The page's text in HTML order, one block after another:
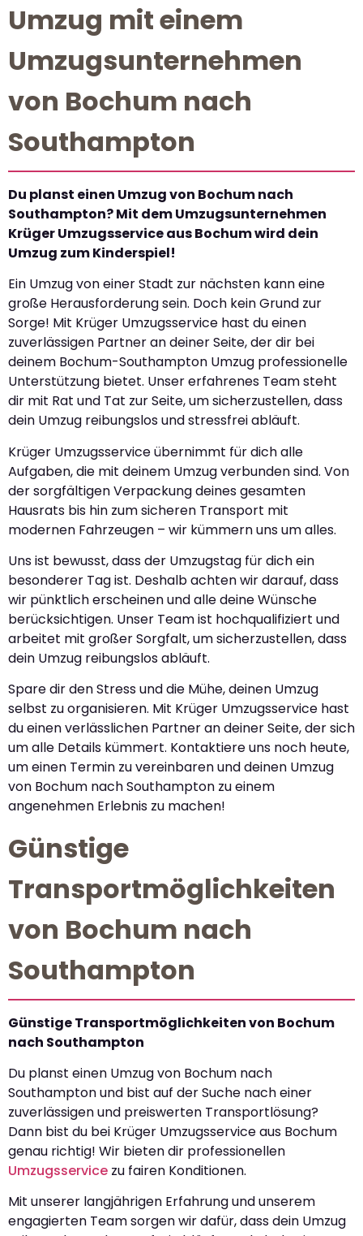
Umzug mit einem
Umzugsunternehmen
von Bochum nach
Southampton
Du planst einen Umzug von Bochum nach
Southampton? Mit dem Umzugsunternehmen
Krüger Umzugsservice aus Bochum wird dein
Umzug zum Kinderspiel!
Ein Umzug von einer Stadt zur nächsten kann eine
große Herausforderung sein. Doch kein Grund zur
Sorge! Mit Krüger Umzugsservice hast du einen
zuverlässigen Partner an deiner Seite, der dir bei
deinem Bochum-Southampton Umzug professionelle
Unterstützung bietet. Unser erfahrenes Team steht
dir mit Rat und Tat zur Seite, um sicherzustellen, dass
dein Umzug reibungslos und stressfrei abläuft.
Krüger Umzugsservice übernimmt für dich alle
Aufgaben, die mit deinem Umzug verbunden sind. Von
der sorgfältigen Verpackung deines gesamten
Hausrats bis hin zum sicheren Transport mit
modernen Fahrzeugen – wir kümmern uns um alles.
Uns ist bewusst, dass der Umzugstag für dich ein
besonderer Tag ist. Deshalb achten wir darauf, dass
wir pünktlich erscheinen und alle deine Wünsche
berücksichtigen. Unser Team ist hochqualifiziert und
arbeitet mit großer Sorgfalt, um sicherzustellen, dass
dein Umzug reibungslos abläuft.
Spare dir den Stress und die Mühe, deinen Umzug
selbst zu organisieren. Mit Krüger Umzugsservice hast
du einen verlässlichen Partner an deiner Seite, der sich
um alle Details kümmert. Kontaktiere uns noch heute,
um einen Termin zu vereinbaren und deinen Umzug
von Bochum nach Southampton zu einem
angenehmen Erlebnis zu machen!
Günstige
Transportmöglichkeiten
von Bochum nach
Southampton
Günstige Transportmöglichkeiten von Bochum
nach Southampton
Du planst einen Umzug von Bochum nach
Southampton und bist auf der Suche nach einer
zuverlässigen und preiswerten Transportlösung?
Dann bist du bei Krüger Umzugsservice aus Bochum
genau richtig! Wir bieten dir professionellen
Umzugsservice zu fairen Konditionen.
Mit unserer langjährigen Erfahrung und unserem
engagierten Team sorgen wir dafür, dass dein Umzug